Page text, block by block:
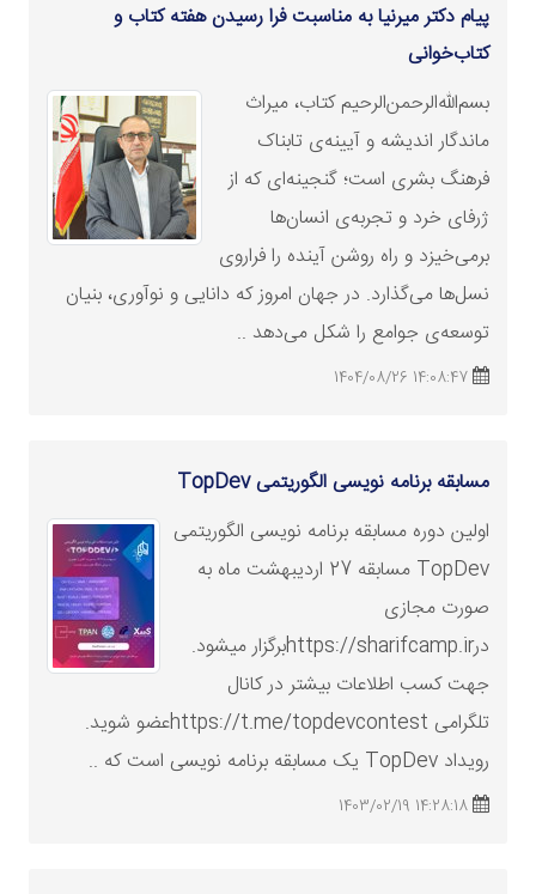
پیام دکتر میرنیا به مناسبت فرا رسیدن هفته کتاب و
کتاب‌خوانی
بسم‌الله‌الرحمن‌الرحیم کتاب، میراث
ماندگار اندیشه و آیینه‌ی تابناک
فرهنگ بشری است؛ گنجینه‌ای که از
ژرفای خرد و تجربه‌ی انسان‌ها
برمی‌خیزد و راه روشن آینده را فراروی
نسل‌ها می‌گذارد. در جهان امروز که دانایی و نوآوری، بنیان
توسعه‌ی جوامع را شکل می‌دهد ..
14:08:47 1404/08/26
مسابقه برنامه نویسی الگوریتمی TopDev
اولین دوره مسابقه برنامه نویسی الگوریتمی
TopDev مسابقه 27 اردیبهشت ماه به
صورت مجازی
درhttps://sharifcamp.irبرگزار میشود.
جهت کسب اطلاعات بیشتر در کانال
تلگرامی https://t.me/topdevcontestعضو شوید.
رویداد TopDev یک مسابقه برنامه نویسی است که ..
14:28:18 1403/02/19